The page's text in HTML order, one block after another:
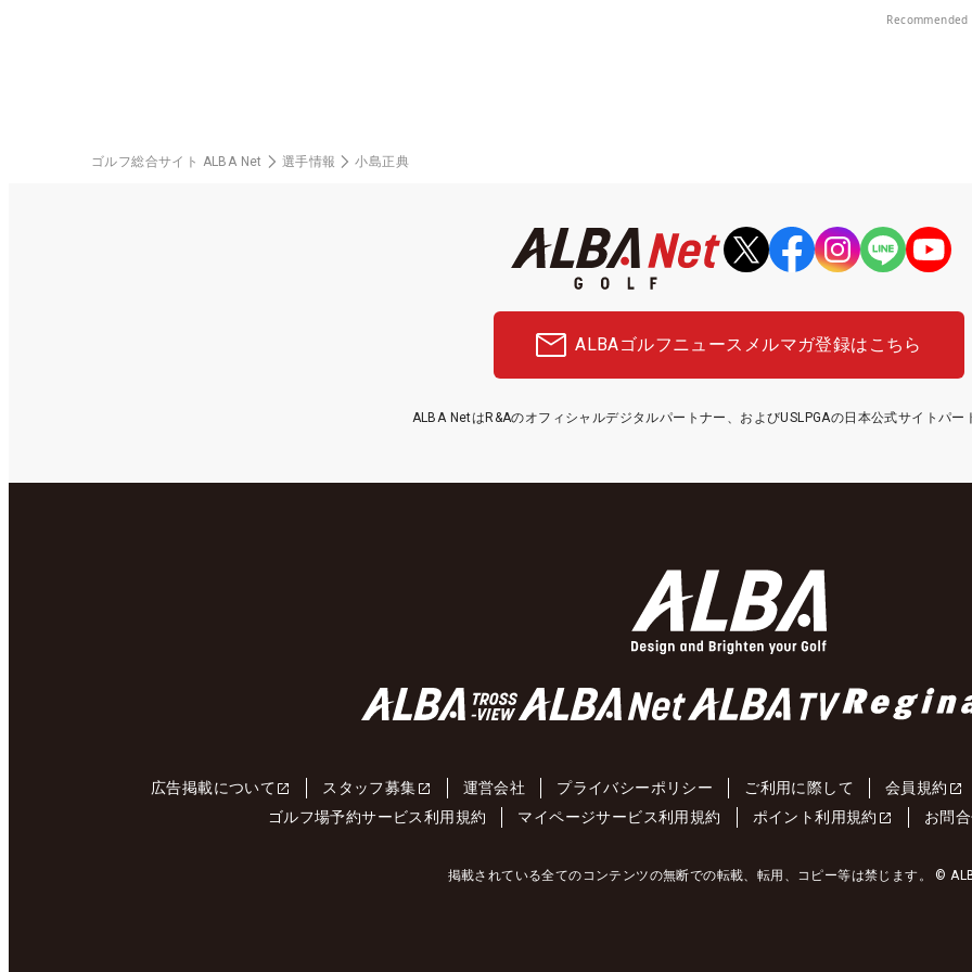
Recommended
ゴルフ総合サイト ALBA Net 選手情報 小島正典
ALBAゴルフニュース メルマガ登録はこちら
ALBA NetはR&Aのオフィシャルデジタルパートナー、およびUSLPGAの日本公式サイトパー
広告掲載について スタッフ募集 運営会社 プライバシーポリシー ご利用に際して 会員規約
ゴルフ場予約サービス利用規約
マイページサービス利用規約 ポイント利用規約 お問
掲載されている全てのコンテンツの無断での転載、転用、コピー等は禁じます。 ©